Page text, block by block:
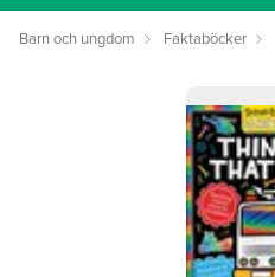
Barn och ungdom Faktaböcker